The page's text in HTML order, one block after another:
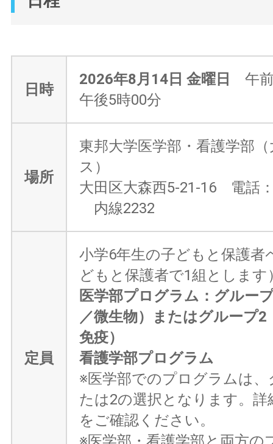
日時
2026年8月14日 金曜日 午
午後5時00分
場所
東邦大学医学部・看護学部
ス）
大田区大森西5-21-16 電話
内線2232
定員
小学6年生の子どもと保護者
どもと保護者で1組とします
医学部プログラム：グルー
／微生物）またはグループ2
免疫）
看護学部プログラム
※医学部でのプログラムは、
たは2の選択となります。詳
をご確認ください。